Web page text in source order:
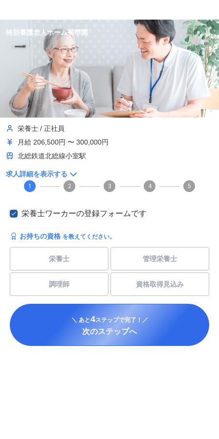
特別養護老人ホーム菊華園
栄養士 / 正社員
月給 206,500円 〜 300,000円
北総鉄道北総線小室駅
求人詳細を表示する
1 2 3 4 5
栄養士ワーカーの登録フォームです
お持ちの資格 を教えてください。
栄養士 管理栄養士
調理師 資格取得見込み
＼ あと4ステップで完了！／
次のステップへ